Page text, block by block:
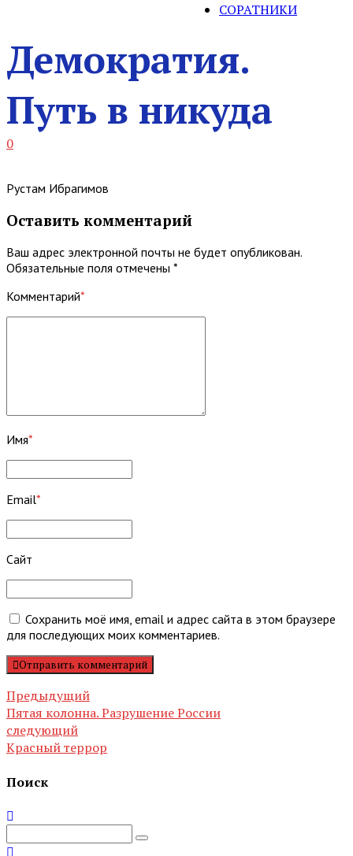
СОРАТНИКИ
Демократия.
Путь в никуда
0
Рустам Ибрагимов
Оставить комментарий
Ваш адрес электронной почты не будет опубликован.
Обязательные поля отмечены *
Комментарий*
Имя*
Email*
Сайт
Сохранить моё имя, email и адрес сайта в этом браузере
для последующих моих комментариев.
Отправить комментарий
Предыдущий
Пятая колонна. Разрушение России
следующий
Красный террор
Поиск